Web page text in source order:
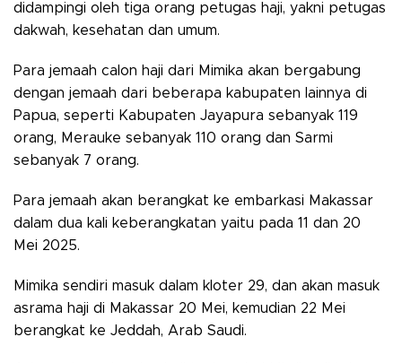
didampingi oleh tiga orang petugas haji, yakni petugas
dakwah, kesehatan dan umum.
Para jemaah calon haji dari Mimika akan bergabung
dengan jemaah dari beberapa kabupaten lainnya di
Papua, seperti Kabupaten Jayapura sebanyak 119
orang, Merauke sebanyak 110 orang dan Sarmi
sebanyak 7 orang.
Para jemaah akan berangkat ke embarkasi Makassar
dalam dua kali keberangkatan yaitu pada 11 dan 20
Mei 2025.
Mimika sendiri masuk dalam kloter 29, dan akan masuk
asrama haji di Makassar 20 Mei, kemudian 22 Mei
berangkat ke Jeddah, Arab Saudi.